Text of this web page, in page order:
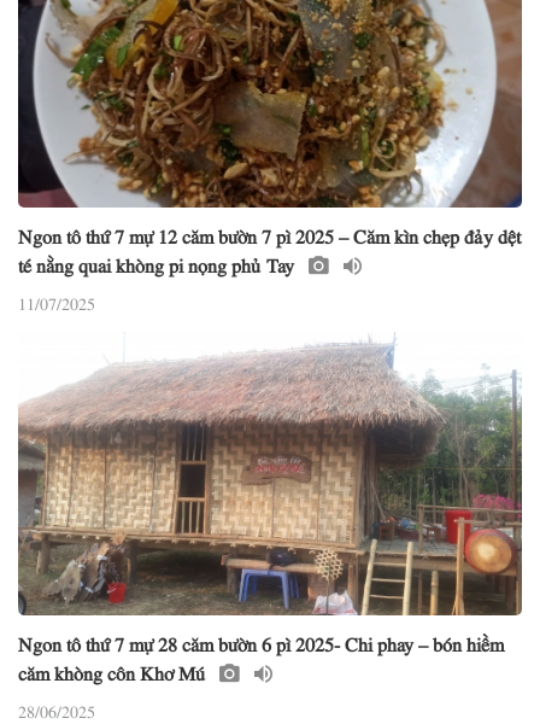
Ngon tô thứ 7 mự 12 căm bườn 7 pì 2025 – Căm kìn chẹp đảy dệt
té nằng quai khòng pi nọng phủ Tay
11/07/2025
Ngon tô thứ 7 mự 28 căm bườn 6 pì 2025- Chi phay – bón hiềm
căm khòng côn Khơ Mú
28/06/2025